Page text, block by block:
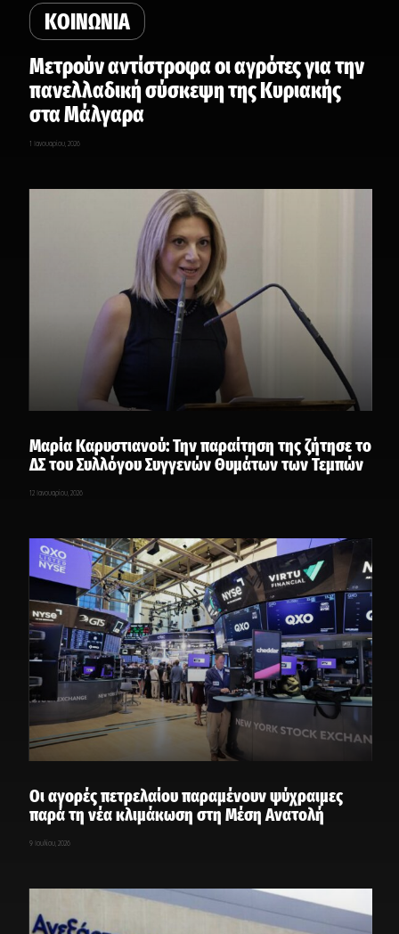
ΚΟΙΝΩΝΙΑ
Μετρούν αντίστροφα οι αγρότες για την
πανελλαδική σύσκεψη της Κυριακής
στα Μάλγαρα
1 Ιανουαρίου, 2026
Μαρία Καρυστιανού: Την παραίτηση της ζήτησε το
ΔΣ του Συλλόγου Συγγενών Θυμάτων των Τεμπών
12 Ιανουαρίου, 2026
Οι αγορές πετρελαίου παραμένουν ψύχραιμες
παρά τη νέα κλιμάκωση στη Μέση Ανατολή
9 Ιουλίου, 2026